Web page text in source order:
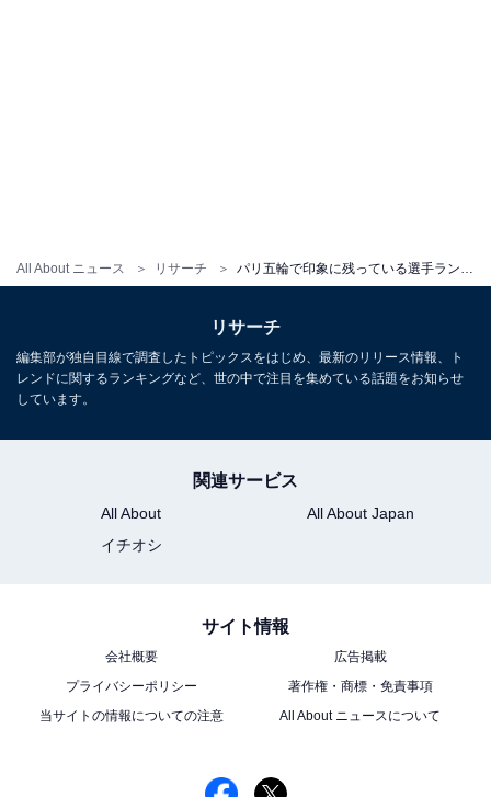
All About ニュース リサーチ
こちらもおすすめ
パリ五輪「金メダリスト」印象に残っている選
げ）」、1位は？
1
リサーチ
編集部が独自目線で調査したトピックスをはじめ、最新のリリース情報、ト
レンドに関するランキングなど、世の中で注目を集めている話題をお知らせ
しています。
関連サービス
All About
All About Japan
イチオシ
サイト情報
会社概要
広告掲載
プライバシーポリシー
著作権・商標・免責事項
当サイトの情報についての注意
All About ニュースについて